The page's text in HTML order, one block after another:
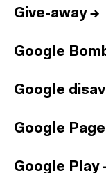
Give-away→
Google
Google
Google
Google Play